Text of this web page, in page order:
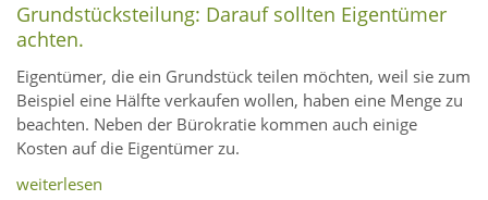
Grundstücksteilung: Darauf sollten Eigentümer
achten.
Eigentümer, die ein Grundstück teilen möchten, weil sie zum
Beispiel eine Hälfte verkaufen wollen, haben eine Menge zu
beachten. Neben der Bürokratie kommen auch einige
Kosten auf die Eigentümer zu.
weiterlesen